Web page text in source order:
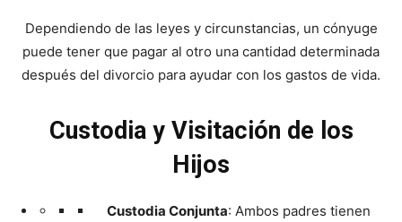
Dependiendo de las leyes y circunstancias, un cónyuge
puede tener que pagar al otro una cantidad determinada
después del divorcio para ayudar con los gastos de vida.
Custodia y Visitación de los
Hijos
Custodia Conjunta: Ambos padres tienen